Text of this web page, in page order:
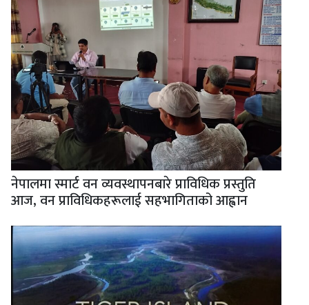
नेपालमा स्मार्ट वन व्यवस्थापनबारे प्राविधिक प्रस्तुति
आज, वन प्राविधिकहरूलाई सहभागिताको आह्वान